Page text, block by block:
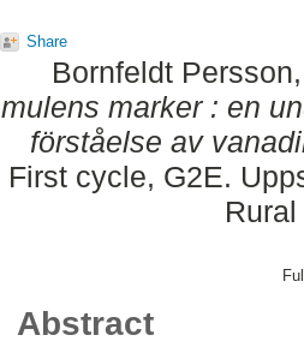
Share
Bornfeldt
mulens marker : en
förståelse av
First cycle, G2E.
Abstract